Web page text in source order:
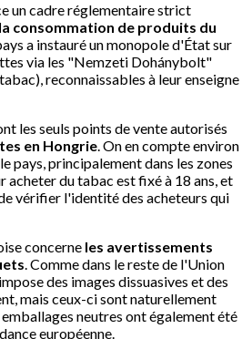
un cadre réglementaire strict
consommation de produits du
a instauré un monopole d'État sur
via les "Nemzeti Dohánybolt"
reconnaissables à leur enseigne
les seuls points de vente autorisés
en Hongrie. On en compte environ
pays, principalement dans les zones
acheter du tabac est fixé à 18 ans, et
vérifier l'identité des acheteurs qui
concerne les avertissements
. Comme dans le reste de l'Union
des images dissuasives et des
mais ceux-ci sont naturellement
neutres ont également été
européenne.